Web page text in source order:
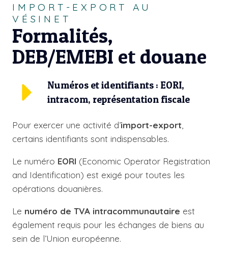
IMPORT-EXPORT AU
VÉSINET
Formalités,
DEB/EMEBI et douane
Numéros et identifiants : EORI,
intracom, représentation fiscale
Pour exercer une activité d’import-export,
certains identifiants sont indispensables.
Le numéro EORI (Economic Operator Registration
and Identification) est exigé pour toutes les
opérations douanières.
Le numéro de TVA intracommunautaire est
également requis pour les échanges de biens au
sein de l’Union européenne.